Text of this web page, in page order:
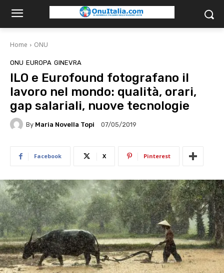
Home ONU
ONU EUROPA GINEVRA
ILO e Eurofound fotografano il
lavoro nel mondo: qualità, orari,
gap salariali, nuove tecnologie
By Maria Novella Topi 07/05/2019
Facebook X Pinterest